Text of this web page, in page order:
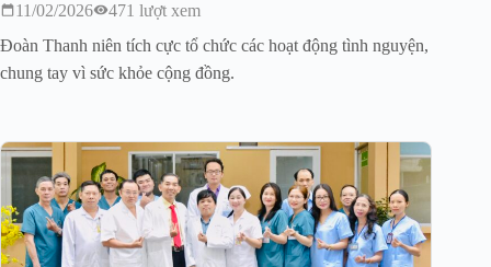
11/02/2026
471 lượt xem
Đoàn Thanh niên tích cực tổ chức các hoạt động tình nguyện,
chung tay vì sức khỏe cộng đồng.